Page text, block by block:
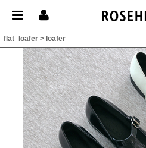
flat_loafer > loafer